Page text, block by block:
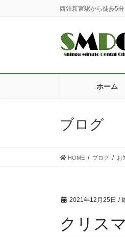
移
ン
西鉄新宮駅から徒歩5
ホーム
ブログ
HOME ブログ お
2021年12月25日 /
クリス